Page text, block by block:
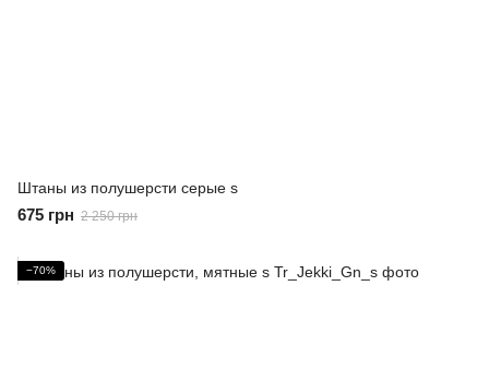
Штаны из полушерсти серые s
675 грн 2 250 грн
−70%